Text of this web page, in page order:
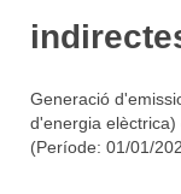
Generació
d'energia
(Període: 01/01/